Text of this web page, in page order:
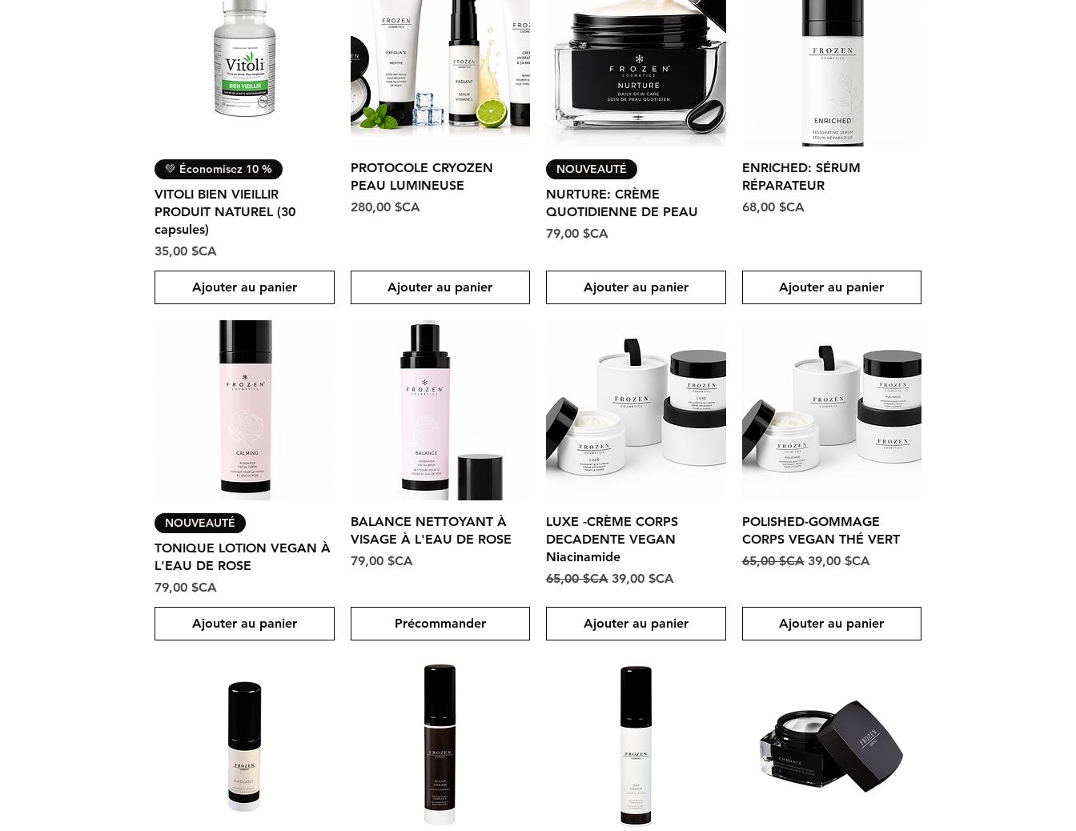
Aperçu rapide
💚 Économisez 10 %
VITOLI BIEN VIEILLIR
PRODUIT NATUREL (30
capsules)
Prix
35,00 $CA
Ajouter au panier
Aperçu rapide
PROTOCOLE CRYOZEN
PEAU LUMINEUSE
Prix
280,00 $CA
Ajouter au panier
Aperçu rapide
NOUVEAUTÉ
NURTURE: CRÈME
QUOTIDIENNE DE PEAU
Prix
79,00 $CA
Ajouter au panier
Aperçu rapide
ENRICHED: SÉRUM
RÉPARATEUR
Prix
68,00 $CA
Ajouter au panier
Aperçu rapide
NOUVEAUTÉ
TONIQUE LOTION VEGAN À
L'EAU DE ROSE
Prix
79,00 $CA
Ajouter au panier
Aperçu rapide
BALANCE NETTOYANT À
VISAGE À L'EAU DE ROSE
Prix
79,00 $CA
Précommander
Aperçu rapide
LUXE -CRÈME CORPS
DECADENTE VEGAN
Niacinamide
Prix original
65,00 $CA Prix promotionnel
39,00 $CA
Ajouter au panier
Aperçu rapide
POLISHED-GOMMAGE
CORPS VEGAN THÉ VERT
Prix original
65,00 $CA Prix promotionnel
39,00 $CA
Ajouter au panier